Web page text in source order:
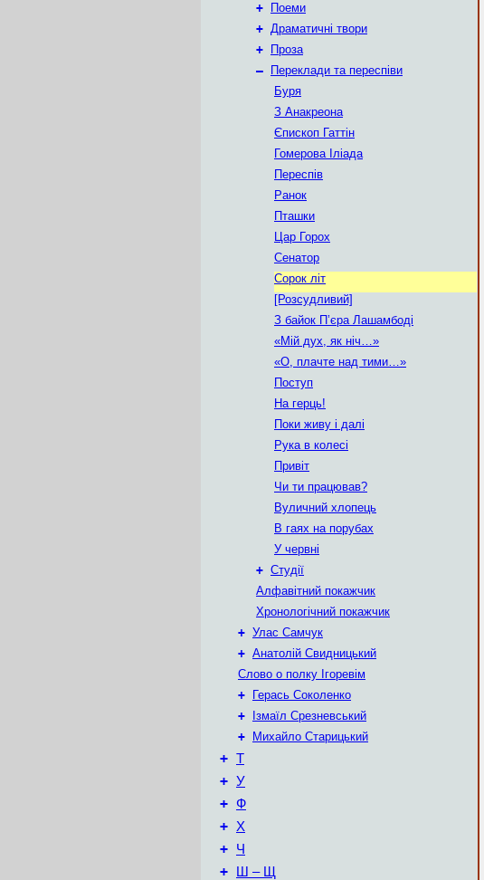
+
Поеми
+ Драматичні твори
+
Проза
–
Переклади та переспіви
Буря
З Анакреона
Єпископ Гаттін
Гомерова Іліада
Переспів
Ранок
Пташки
Цар Горох
Сенатор
Сорок літ
[Розсудливий]
З байок П’єра Лашамбоді
«Мій дух, як ніч…»
«О, плачте над тими…»
Поступ
На герць!
Поки живу і далі
Рука в колесі
Привіт
Чи ти працював?
Вуличний хлопець
В гаях на порубах
У червні
+ Студії
Алфавітний покажчик
Хронологічний покажчик
+ Улас Самчук
+ Анатолій Свидницький
Слово о полку Ігоревім
+
Герась Соколенко
+
Ізмаїл Срезневський
+
Михайло Старицький
+ Т
+ У
+ Ф
+ Х
+ Ч
+ Ш – Щ